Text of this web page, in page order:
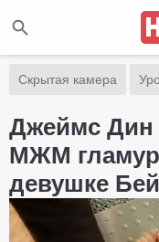
Скрытая камера
Джеймс Дин
МЖМ
девушке